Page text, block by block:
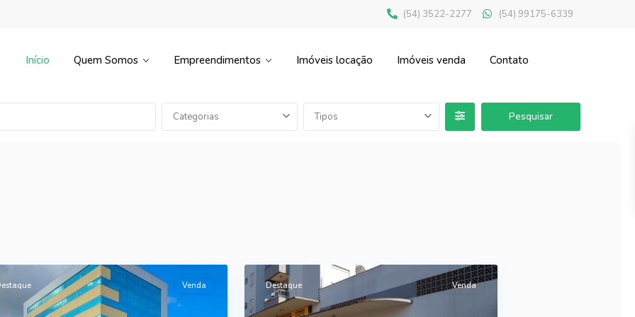
(54) 3522-2277 (54) 99175-6339
Início Quem Somos Empreendimentos Imóveis locação Imóveis venda Contato
Categorias Tipos
Venda Destaque Venda